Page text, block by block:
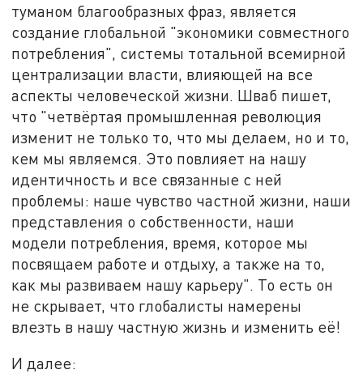
туманом благообразных фраз, является
создание глобальной "экономики совместного
потребления", системы тотальной всемирной
централизации власти, влияющей на все
аспекты человеческой жизни. Шваб пишет,
что "четвёртая промышленная революция
изменит не только то, что мы делаем, но и то,
кем мы являемся. Это повлияет на нашу
идентичность и все связанные с ней
проблемы: наше чувство частной жизни, наши
представления о собственности, наши
модели потребления, время, которое мы
посвящаем работе и отдыху, а также на то,
как мы развиваем нашу карьеру". То есть он
не скрывает, что глобалисты намерены
влезть в нашу частную жизнь и изменить её!
И далее: